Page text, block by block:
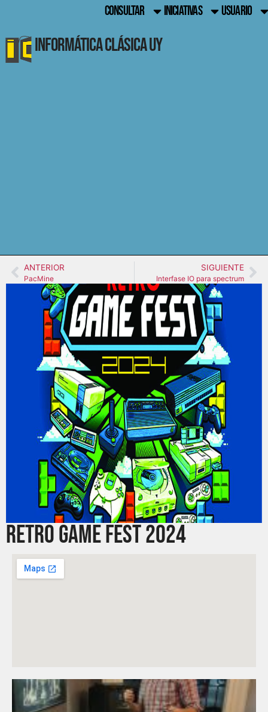
CONSULTAR INICIATIVAS USUARIO
Informática Clásica UY
ANTERIOR
PacMine
SIGUIENTE
Interfase IO para spectrum
Retro Game Fest 2024